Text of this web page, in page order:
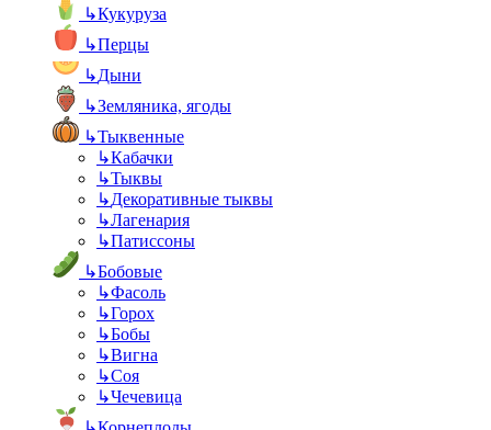
↳Кукуруза
↳Перцы
↳Дыни
↳Земляника, ягоды
↳Тыквенные
↳Кабачки
↳Тыквы
↳Декоративные тыквы
↳Лагенария
↳Патиссоны
↳Бобовые
↳Фасоль
↳Горох
↳Бобы
↳Вигна
↳Соя
↳Чечевица